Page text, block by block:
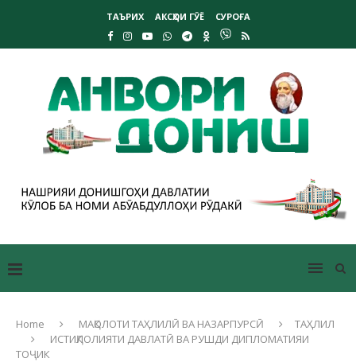
ТАЪРИХ АКСҲОИ ГӮЁ СУРОҒА
Home МАҚОЛОТИ ТАҲЛИЛӢ ВА НАЗАРПУРСӢ
ТАҲЛИЛ
ИСТИҚЛОЛИЯТИ ДАВЛАТӢ ВА РУШДИ ДИПЛОМАТИЯИ
ТОҶИК